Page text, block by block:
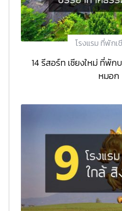
โรงแรม ที่พักเ
14 รีสอร์ท เชียงใหม่ ที่พัก
หมอก